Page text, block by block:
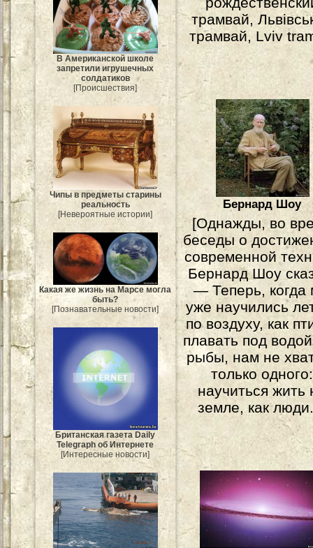
В Американской школе
запретили игрушечных
солдатиков
[Происшествия]
Чипы в предметы старины
реальность
[Невероятные истории]
Какая же жизнь на Марсе могла
быть?
[Познавательные новости]
Британская газета Daily
Telegraph об Интернете
[Интересные новости]
трамвай,
трамвай, Lviv
Бернард Шоу
[Однажды, во
беседы о
современной
Бернард Шоу
— Теперь, когда
уже научились
по воздуху, как
плавать под
рыбы, нам не
только одного:
научиться жить
земле, как